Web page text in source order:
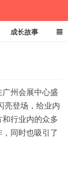
成长故事
州会展中心盛
亮登场，给业内
行业内的众多
同时也吸引了